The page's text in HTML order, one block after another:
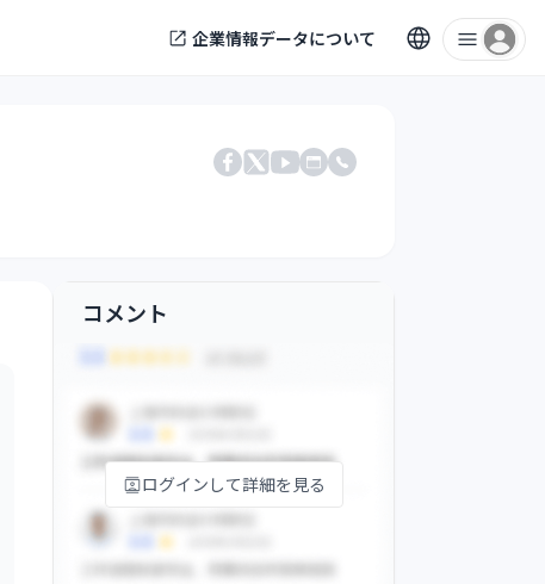
企業情報データについて
Facebook
X YouTube
公式サイト
電話番号
コメント
ログインして詳細を見る